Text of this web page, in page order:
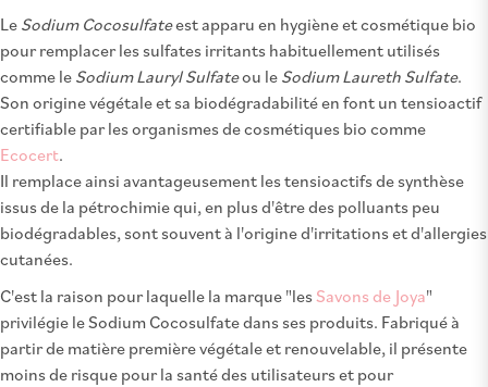
Le Sodium Cocosulfateest apparu en hygiène et cosmétique bio
pour remplacer les sulfates irritants habituellement utilisés
comme le Sodium Lauryl Sulfateou le Sodium Laureth Sulfate.
Son origine végétale et sa biodégradabilité en font un tensioactif
certifiable par les organismes de cosmétiques bio comme
Ecocert.
Il remplace ainsi avantageusement les tensioactifs de synthèse
issus de la pétrochimie qui, en plus d'être des polluants peu
biodégradables, sont souvent à l'origine d'irritations et d'allergies
cutanées.
C'est la raison pour laquelle la marque "les Savons de Joya"
privilégie le Sodium Cocosulfate dans ses produits. Fabriqué à
partir de matière première végétale et renouvelable, il présente
moins de risque pour la santé des utilisateurs et pour